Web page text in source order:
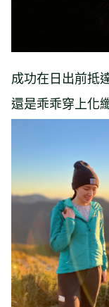
成功在日出前抵
還是乖乖穿上化